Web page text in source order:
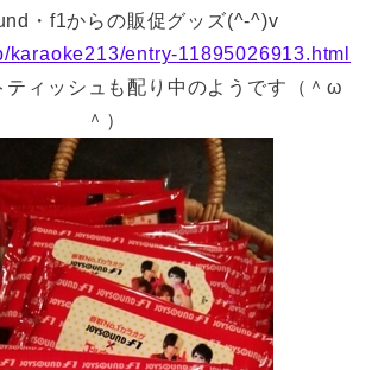
・f1からの販促グッズ(^-^)v
karaoke213/entry-11895026913.html
ティッシュも配り中のようです（＾ω
＾）